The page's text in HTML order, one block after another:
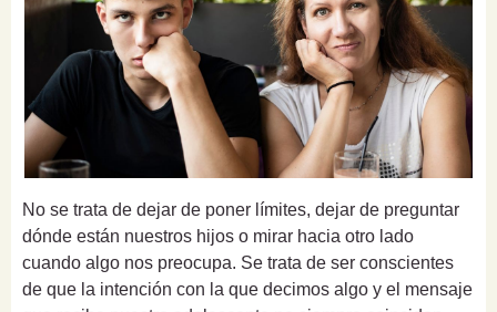
No se trata de dejar de poner límites, dejar de preguntar
dónde están nuestros hijos o mirar hacia otro lado
cuando algo nos preocupa. Se trata de ser conscientes
de que la intención con la que decimos algo y el mensaje